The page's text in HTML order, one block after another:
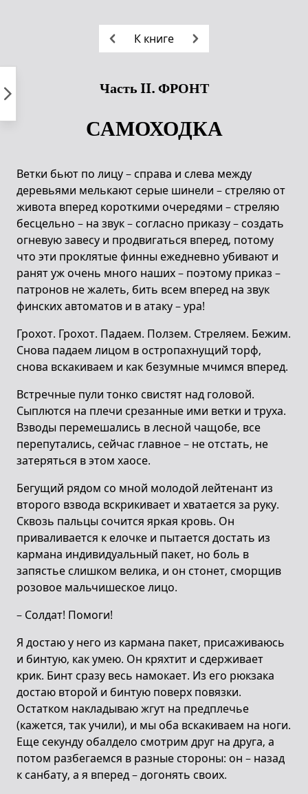
К книге
Часть II. ФРОНТ
САМОХОДКА
Ветки бьют по лицу – справа и слева между
деревьями мелькают серые шинели – стреляю от
живота вперед короткими очередями – стреляю
бесцельно – на звук – согласно приказу – создать
огневую завесу и продвигаться вперед, потому
что эти проклятые финны ежедневно убивают и
ранят уж очень много наших – поэтому приказ –
патронов не жалеть, бить всем вперед на звук
финских автоматов и в атаку – ура!
Грохот. Грохот. Падаем. Ползем. Стреляем. Бежим.
Снова падаем лицом в остропахнущий торф,
снова вскакиваем и как безумные мчимся вперед.
Встречные пули тонко свистят над головой.
Сыплются на плечи срезанные ими ветки и труха.
Взводы перемешались в лесной чащобе, все
перепутались, сейчас главное – не отстать, не
затеряться в этом хаосе.
Бегущий рядом со мной молодой лейтенант из
второго взвода вскрикивает и хватается за руку.
Сквозь пальцы сочится яркая кровь. Он
приваливается к елочке и пытается достать из
кармана индивидуальный пакет, но боль в
запястье слишком велика, и он стонет, сморщив
розовое мальчишеское лицо.
– Солдат! Помоги!
Я достаю у него из кармана пакет, присаживаюсь
и бинтую, как умею. Он кряхтит и сдерживает
крик. Бинт сразу весь намокает. Из его рюкзака
достаю второй и бинтую поверх повязки.
Остатком накладываю жгут на предплечье
(кажется, так учили), и мы оба вскакиваем на ноги.
Еще секунду обалдело смотрим друг на друга, а
потом разбегаемся в разные стороны: он – назад
к санбату, а я вперед – догонять своих.